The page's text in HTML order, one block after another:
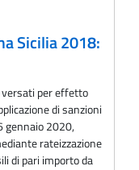
Sicilia 2018:
versati per effetto
di sanzioni
gennaio 2020,
rateizzazione
di pari importo da